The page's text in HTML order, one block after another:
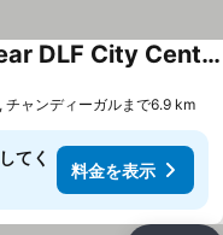
Hotel IT Park Home Stay Near DLF City Centre Mall
チャンディーガルまで6.9 km
てく
料金を表示